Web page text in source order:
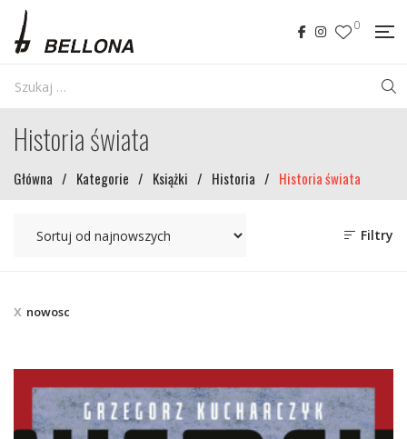
0
Historia świata
Główna / Kategorie / Książki / Historia / Historia świata
Filtry
nowosc